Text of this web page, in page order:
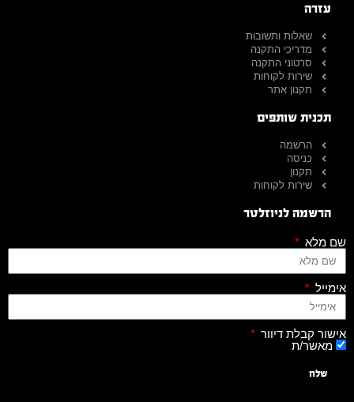
עזרה
שאלות ותשובות
מדריכי התקנה
סרטוני התקנה
שירות לקוחות
תקנון אתר
תכנית שותפים
הרשמה
כניסה
תקנון
שירות לקוחות
הרשמה לניוזלטר
שם מלא
אימייל
אישור קבלת דיוור
מאשר/ת
שלח